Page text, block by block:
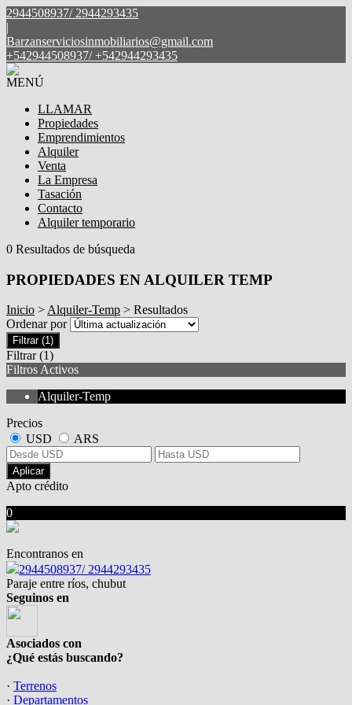
2944508937/ 2944293435
|
Barzanserviciosinmobiliarios@gmail.com
+542944508937/ +542944293435
MENÚ
LLAMAR
Propiedades
Emprendimientos
Alquiler
Venta
La Empresa
Tasación
Contacto
Alquiler temporario
0 Resultados de búsqueda
PROPIEDADES EN ALQUILER TEMP
Inicio >Alquiler-Temp > Resultados
Ordenar por
Filtrar (1)
Filtrar (1)
Filtros Activos
Alquiler-Temp
Precios
USD
ARS
Aplicar
Apto crédito
0
Encontranos en
2944508937/ 2944293435
Paraje entre ríos, chubut
Seguinos en
Asociados con
¿Qué estás buscando?
· Terrenos
· Departamentos